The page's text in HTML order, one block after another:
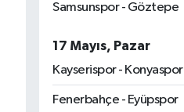
Samsunspor - Göztepe
17 Mayıs, Pazar
Kayserispor - Konyaspor
Fenerbahçe - Eyüpspor